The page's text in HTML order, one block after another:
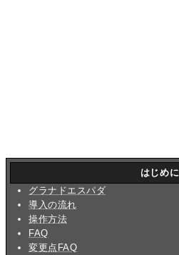
はじめに
グラナドエスパダ
導入の流れ
操作方法
FAQ
変更点FAQ